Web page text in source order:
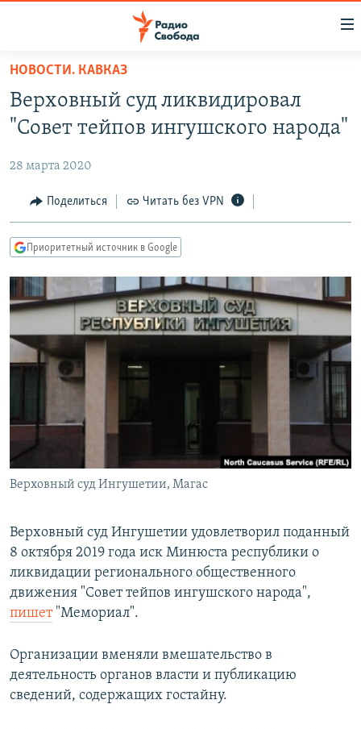
упрощенного
доступа
Вернуться
основному
Вернутся
главной
навигации
Вернутся
поиску
ПОДКАСТЫ
ЦИТАТЫ СВОБОДЫ
МНЕНИЯ
IDEL.РЕАЛИИ
КАВКАЗ.РЕАЛИИ
СЕВЕР.РЕАЛИИ
СИБИРЬ.РЕАЛИИ
РАСПИСАНИЕ ВЕЩАНИЯ
СОЦИАЛЬНЫЕ СЕТИ
Все сайты РСЕ/РС
НОВОСТИ. КАВКАЗ
Верховный суд ликвидировал
"Совет тейпов ингушского народа"
28 марта 2020
Поделиться Читать без VPN
Приоритетный источник в Google
Верховный суд Ингушетии, Магас
Верховный суд Ингушетии удовлетворил поданный
8 октября 2019 года иск Минюста республики о
ликвидации регионального общественного
движения "Совет тейпов ингушского народа",
пишет"Мемориал".
Организации вменяли вмешательство в
деятельность органов власти и публикацию
сведений, содержащих гостайну.